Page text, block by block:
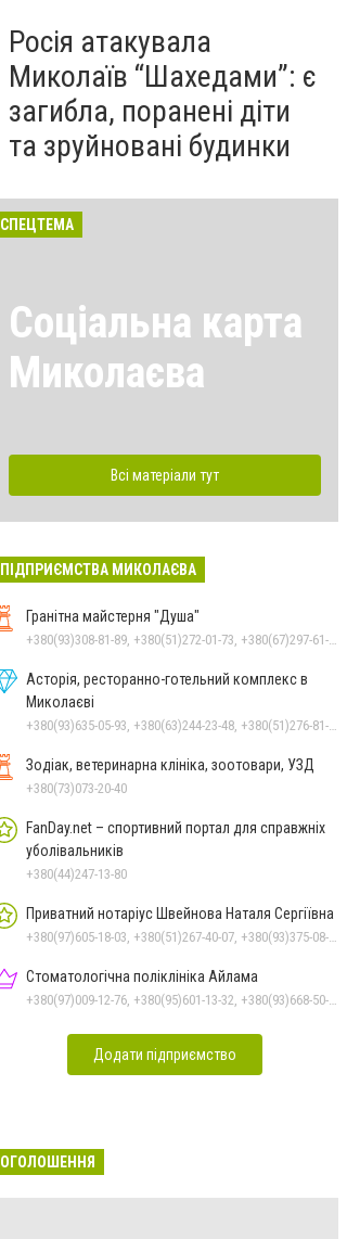
Росія атакувала
Миколаїв “Шахедами”: є
загибла, поранені діти
та зруйновані будинки
СПЕЦТЕМА
Соціальна карта
Миколаєва
Всі матеріали тут
ПІДПРИЄМСТВА МИКОЛАЄВА
Гранітна майстерня "Душа"
Асторія, ресторанно-готельний комплекс в
Миколаєві
Зодіак, ветеринарна клініка, зоотовари, УЗД
+380(73)073-20-40
FanDay.net – спортивний портал для справжніх
уболівальників
+380(44)247-13-80
Приватний нотаріус Швейнова Наталя Сергіївна
Стоматологічна поліклініка Айлама
Додати підприємство
ОГОЛОШЕННЯ